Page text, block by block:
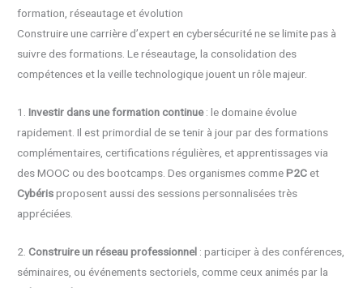
formation, réseautage et évolution
Construire une carrière d’expert en cybersécurité ne se limite pas à
suivre des formations. Le réseautage, la consolidation des
compétences et la veille technologique jouent un rôle majeur.
1.Investir dans une formation continue: le domaine évolue
rapidement. Il est primordial de se tenir à jour par des formations
complémentaires, certifications régulières, et apprentissages via
des MOOC ou des bootcamps. Des organismes commeP2C et
Cybérisproposent aussi des sessions personnalisées très
appréciées.
2.Construire un réseau professionnel : participer à des conférences,
séminaires, ou événements sectoriels, comme ceux animés par la